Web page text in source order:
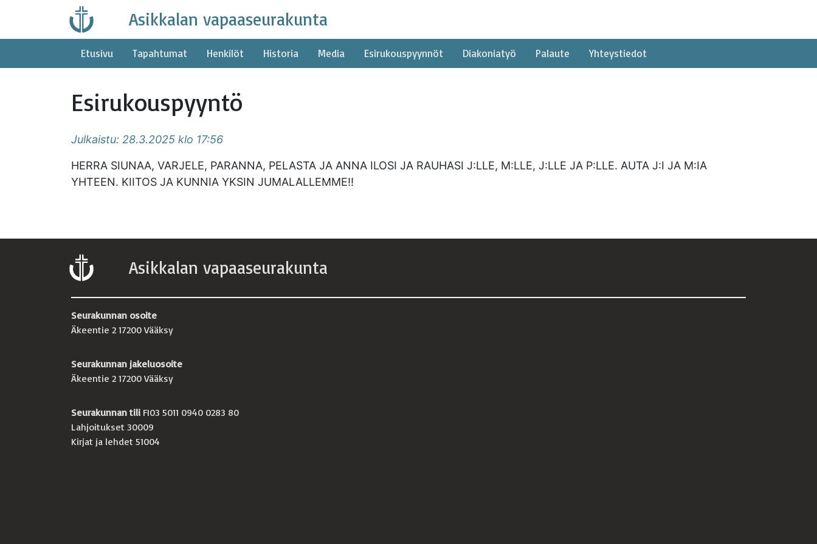
content
Asikkalan vapaaseurakunta
Etusivu Tapahtumat Henkilöt Historia Media Esirukouspyynnöt Diakoniatyö Palaute Yhteystiedot
Esirukouspyyntö
Julkaistu: 28.3.2025 klo 17:56
HERRA SIUNAA, VARJELE, PARANNA, PELASTA JA ANNA ILOSI JA RAUHASI J:LLE, M:LLE, J:LLE JA P:LLE. AUTA J:I JA M:IA
YHTEEN. KIITOS JA KUNNIA YKSIN JUMALALLEMME!!
Asikkalan vapaaseurakunta
Seurakunnan osoite
Äkeentie 2 17200 Vääksy
Seurakunnan jakeluosoite
Äkeentie 2 17200 Vääksy
Seurakunnan tili FI03 5011 0940 0283 80
Lahjoitukset 30009
Kirjat ja lehdet 51004